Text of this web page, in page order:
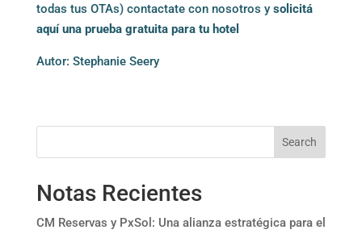
todas tus OTAs) contactate con nosotros y solicitá
aquí una prueba gratuita para tu hotel
Autor: Stephanie Seery
Search
Notas Recientes
CM Reservas y PxSol: Una alianza estratégica para el